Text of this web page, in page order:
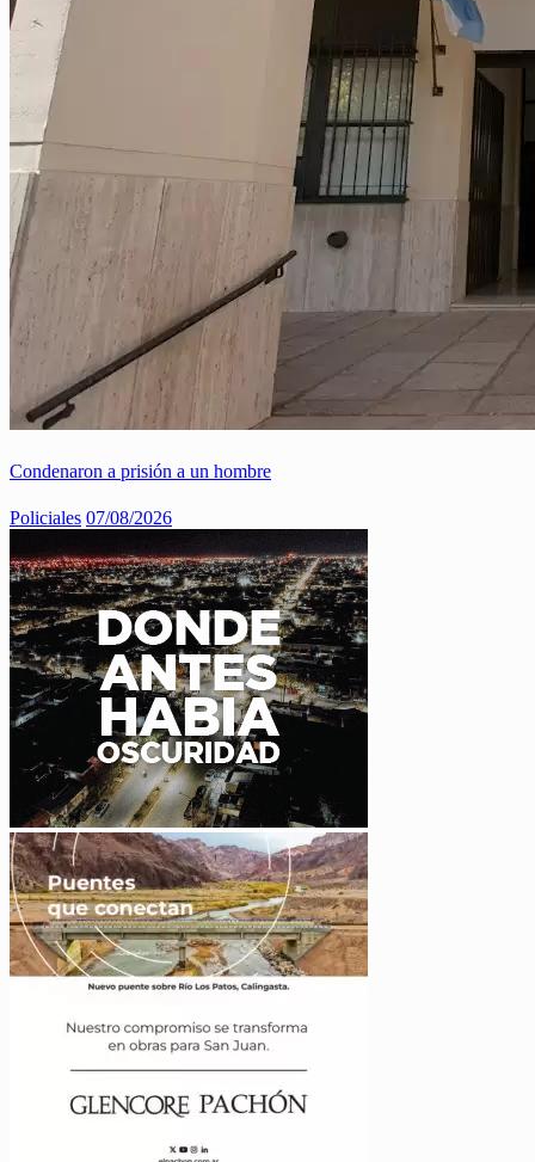
Condenaron a prisión a un hombre
Policiales 07/08/2026